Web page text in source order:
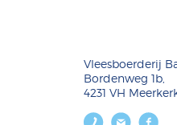
Vleesboerderij
Bordenweg 1b,
4231 VH